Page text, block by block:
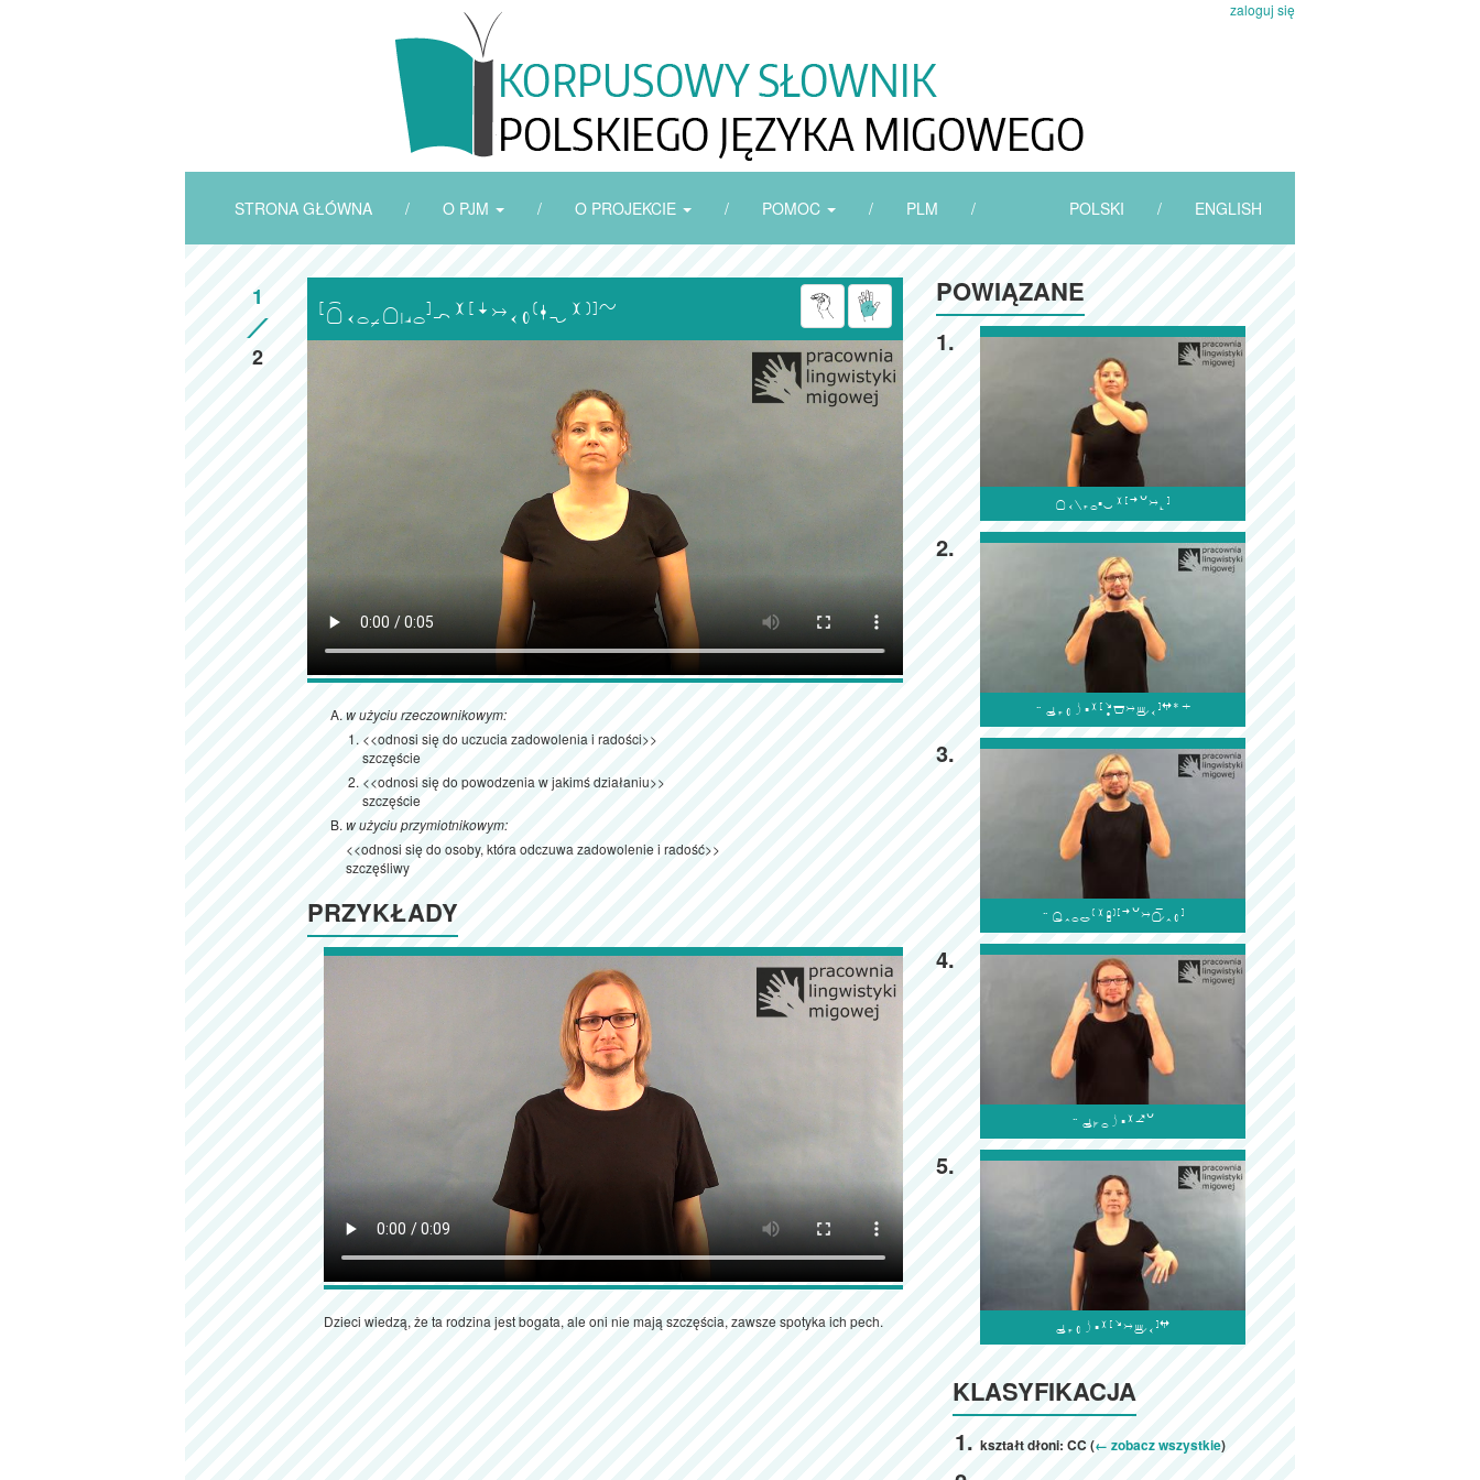
zaloguj się
STRONA GŁÓWNA / O PJM / O PROJEKCIE / POMOC / PLM / POLSKI / ENGLISH
1
2

w użyciu rzeczownikowym:
<<odnosi się do uczucia zadowolenia i radości>>
szczęście
<<odnosi się do powodzenia w jakimś działaniu>>
szczęście
w użyciu przymiotnikowym:
<<odnosi się do osoby, która odczuwa zadowolenie i radość>>
szczęśliwy
PRZYKŁADY
Dzieci wiedzą, że ta rodzina jest bogata, ale oni nie mają szczęścia, zawsze spotyka ich pech.
POWIĄZANE
1.

2.

3.

4.

5.

KLASYFIKACJA
kształt dłoni: CC (← zobacz wszystkie)